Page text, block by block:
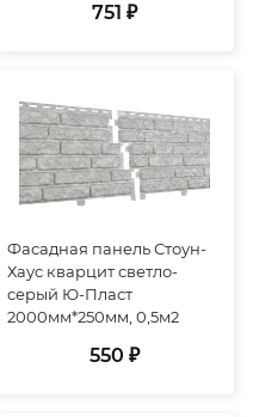
751 ₽
Фасадная панель Стоун-
Хаус кварцит светло-
серый Ю-Пласт
2000мм*250мм, 0,5м2
550 ₽